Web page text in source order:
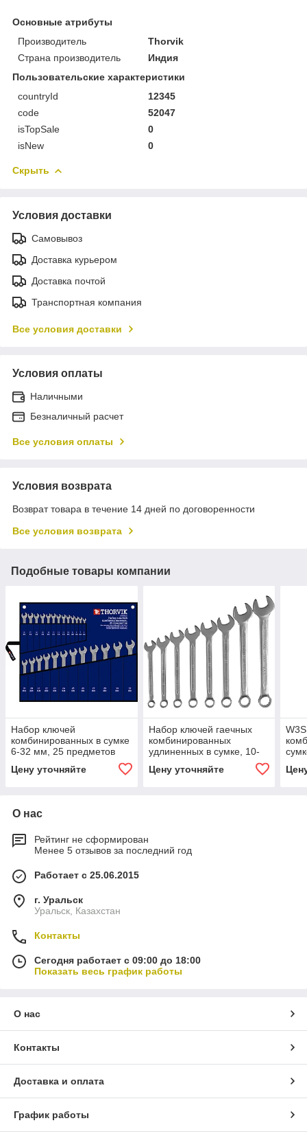
Основные атрибуты
Производитель
Thorvik
Страна производитель
Индия
Пользовательские характеристики
countryId
12345
code
52047
isTopSale
0
isNew
0
Скрыть
Условия доставки
Самовывоз
Доставка курьером
Доставка почтой
Транспортная компания
Все условия доставки
Условия оплаты
Наличными
Безналичный расчет
Все условия оплаты
Условия возврата
Возврат товара в течение 14 дней по договоренности
Все условия возврата
Подобные товары компании
Набор ключей
комбинированных в сумке
6-32 мм, 25 предметов
Цену уточняйте
Набор ключей гаечных
комбинированных
удлиненных в сумке, 10-
Цену уточняйте
О нас
Рейтинг не сформирован
Менее 5 отзывов за последний год
Работает с 25.06.2015
г. Уральск
Уральск, Казахстан
Контакты
Сегодня работает с 09:00 до 18:00
Показать весь график работы
О нас
Контакты
Доставка и оплата
График работы